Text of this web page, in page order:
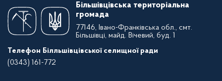
Більшівцівська територіальна
громада
77146, Івано-Франківська обл., смт.
Більшівці, майд. Вічевий, буд. 1
Телефон Білльшівцівської селищної ради
(0343) 161-772